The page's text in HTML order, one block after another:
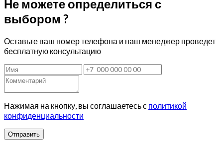
Не можете определиться с
выбором ?
Оставьте ваш номер телефона и наш менеджер проведет
бесплатную консультацию
Нажимая на кнопку, вы соглашаетесь с политикой
конфиденциальности
Отправить